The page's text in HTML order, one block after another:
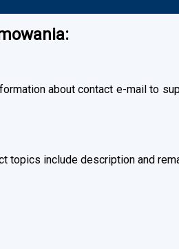
about contact e-mail to
topics include description and